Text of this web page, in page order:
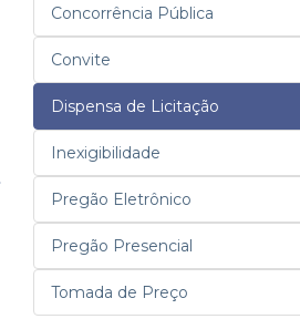
Concorrência Pública
Convite
Dispensa de Licitação
Inexigibilidade
Pregão Eletrônico
Pregão Presencial
Tomada de Preço